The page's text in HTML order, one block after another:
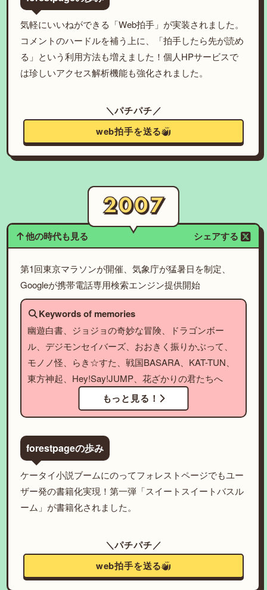
気軽にいいねができる「Web拍手」が実装されました。
コメントのハードルを補う上に、「拍手したら先が読め
る」という利用方法も増えました！個人HPサービスで
は珍しいアクセス解析機能も強化されました。
＼パチパチ／
web拍手を送る
他の時代も見る シェアする
第1回東京マラソンが開催、気象庁が猛暑日を制定、
Googleが携帯電話専用検索エンジン提供開始
Keywords of memories
幽遊白書、ジョジョの奇妙な冒険、ドラゴンボー
ル、デジモンセイバーズ、おおきく振りかぶって、
モノノ怪、らき☆すた、戦国BASARA、KAT-TUN、
東方神起、Hey!Say!JUMP、花ざかりの君たちへ
もっと見る！
forestpageの歩み
ケータイ小説ブームにのってフォレストページでもユー
ザー発の書籍化実現！第一弾「スイートスイートバスル
ーム」が書籍化されました。
＼パチパチ／
web拍手を送る